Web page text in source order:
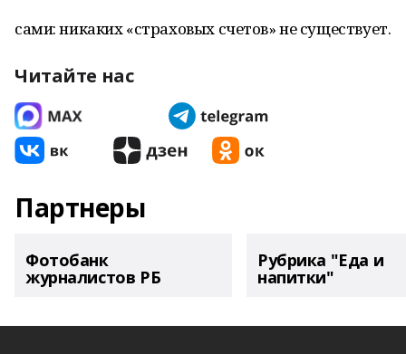
сами: никаких «страховых счетов» не существует.
Читайте нас
Партнеры
Фотобанк
журналистов РБ
Рубрика "Еда и
напитки"